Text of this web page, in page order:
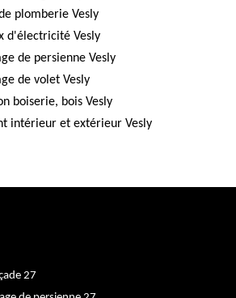
plomberie Vesly
d'électricité Vesly
de persienne Vesly
de volet Vesly
boiserie, bois Vesly
intérieur et extérieur Vesly
27